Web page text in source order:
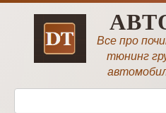
Перейти
Все про
тюнинг
Поиск: